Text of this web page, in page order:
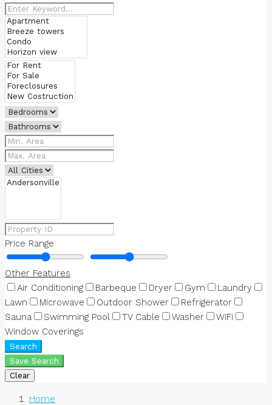
Price Range
Other Features
Air Conditioning
Barbeque Dryer Gym
Laundry
Lawn
Microwave Outdoor Shower
Refrigerator
Sauna
Swimming Pool TV Cable Washer
WiFi
Window Coverings
Search
Save Search
Clear
Home